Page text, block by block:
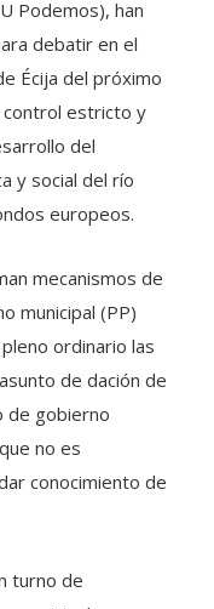
Podemos), han
debatir en el
Écija del próximo
control estricto y
del
y social del río
europeos.
mecanismos de
municipal (PP)
ordinario las
de dación de
de gobierno
no es
conocimiento de
turno de